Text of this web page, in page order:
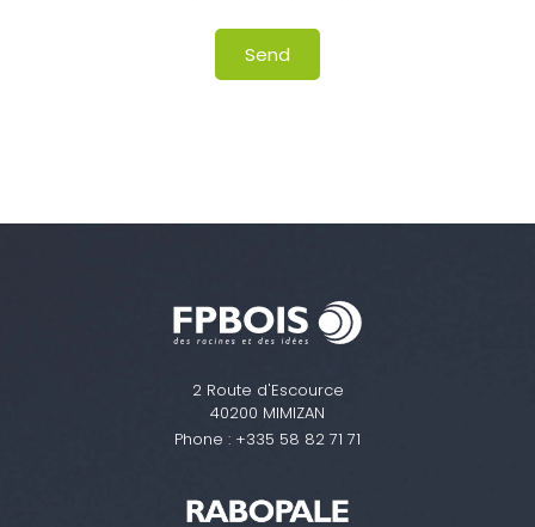
Send
2 Route d'Escource
40200 MIMIZAN
Phone : +335 58 82 71 71